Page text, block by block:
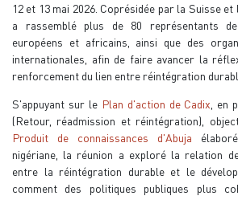
12 et 13 mai 2026. Coprésidée par la Suisse
a rassemblé plus de 80 représentants
européens et africains, ainsi que des
internationales, afin de faire avancer la
renforcement du lien entre réintégration
S'appuyant sur le Plan d'action de Cadix , en
(Retour, réadmission et réintégration),
Produit de connaissances d'Abuja
nigériane, la réunion a exploré la relation
entre la réintégration durable et le
comment des politiques publiques plus